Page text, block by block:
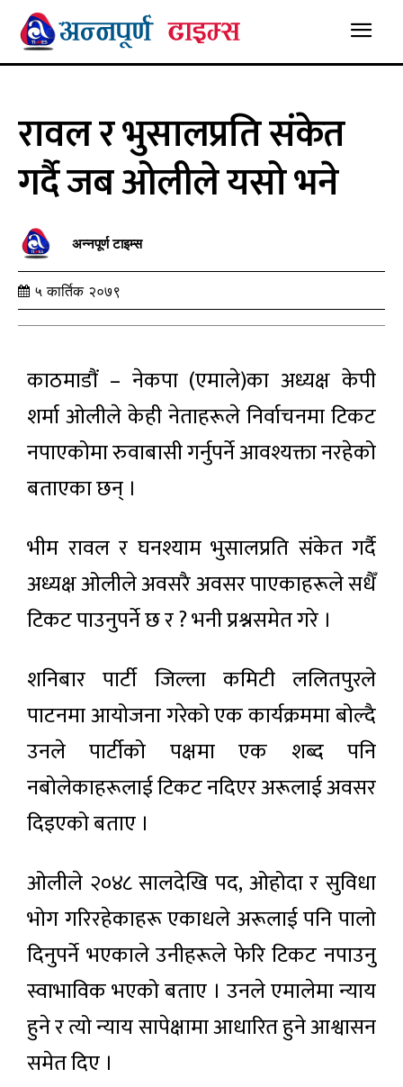
रावल र भुसालप्रति संकेत
गर्दै जब ओलीले यसो भने
अन्नपूर्ण टाइम्स
५ कार्तिक २०७९
काठमाडौं – नेकपा (एमाले)का अध्यक्ष केपी
शर्मा ओलीले केही नेताहरूले निर्वाचनमा टिकट
नपाएकोमा रुवाबासी गर्नुपर्ने आवश्यक्ता नरहेको
बताएका छन् ।
भीम रावल र घनश्याम भुसालप्रति संकेत गर्दै
अध्यक्ष ओलीले अवसरै अवसर पाएकाहरूले सधैँ
टिकट पाउनुपर्ने छ र ? भनी प्रश्नसमेत गरे ।
शनिबार पार्टी जिल्ला कमिटी ललितपुरले
पाटनमा आयोजना गरेको एक कार्यक्रममा बोल्दै
उनले पार्टीको पक्षमा एक शब्द पनि
नबोलेकाहरूलाई टिकट नदिएर अरूलाई अवसर
दिइएको बताए ।
ओलीले २०४८ सालदेखि पद, ओहोदा र सुविधा
भोग गरिरहेकाहरू एकाधले अरूलाई पनि पालो
दिनुपर्ने भएकाले उनीहरूले फेरि टिकट नपाउनु
स्वाभाविक भएको बताए । उनले एमालेमा न्याय
हुने र त्यो न्याय सापेक्षामा आधारित हुने आश्वासन
समेत दिए ।